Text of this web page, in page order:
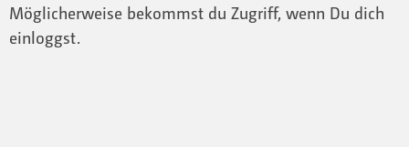
Möglicherweise bekommst du Zugriff, wenn Du dich
einloggst.